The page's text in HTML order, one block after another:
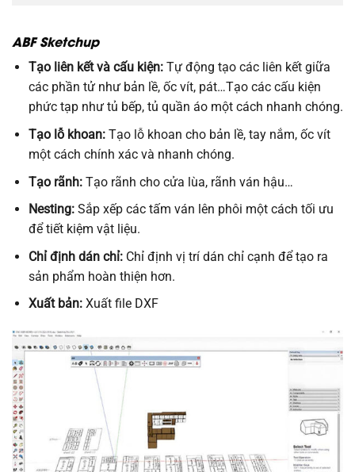
ABF Sketchup
Tạo liên kết và cấu kiện: Tự động tạo các liên kết giữa
các phần tử như bản lề, ốc vít, pát…Tạo các cấu kiện
phức tạp như tủ bếp, tủ quần áo một cách nhanh chóng.
Tạo lỗ khoan: Tạo lỗ khoan cho bản lề, tay nắm, ốc vít
một cách chính xác và nhanh chóng.
Tạo rãnh: Tạo rãnh cho cửa lùa, rãnh ván hậu…
Nesting: Sắp xếp các tấm ván lên phôi một cách tối ưu
để tiết kiệm vật liệu.
Chỉ định dán chỉ: Chỉ định vị trí dán chỉ cạnh để tạo ra
sản phẩm hoàn thiện hơn.
Xuất bản: Xuất file DXF